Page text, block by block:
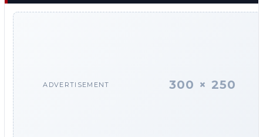
ADVERTISEMENT 300 × 250